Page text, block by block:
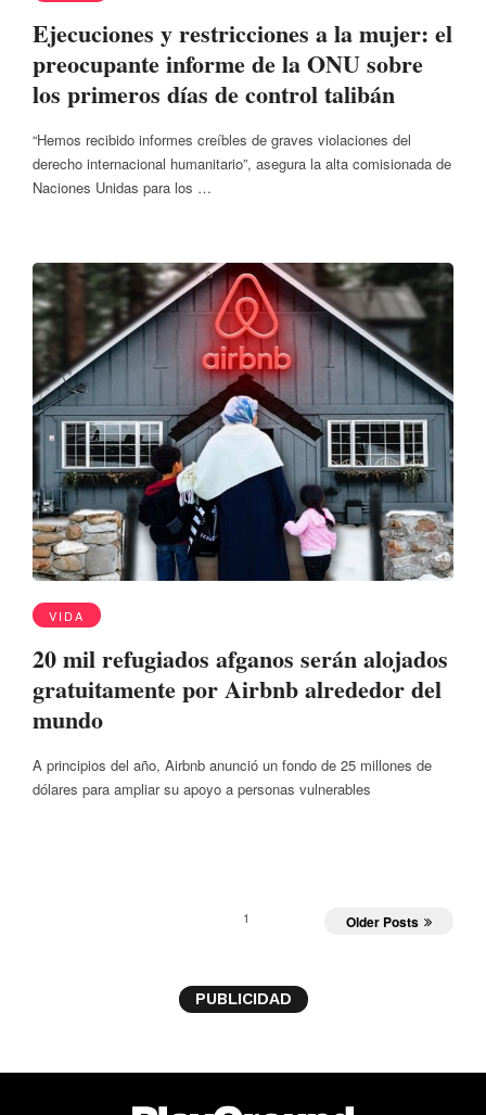
Ejecuciones y restricciones a la mujer: el
preocupante informe de la ONU sobre
los primeros días de control talibán
“Hemos recibido informes creíbles de graves violaciones del
derecho internacional humanitario”, asegura la alta comisionada de
Naciones Unidas para los …
VIDA
20 mil refugiados afganos serán alojados
gratuitamente por Airbnb alrededor del
mundo
A principios del año, Airbnb anunció un fondo de 25 millones de
dólares para ampliar su apoyo a personas vulnerables
1 Older Posts
PUBLICIDAD